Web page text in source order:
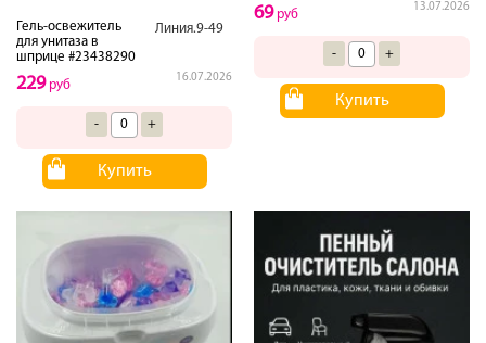
Гель-освежитель
для унитаза в
шприце #23438290
Линия.9-49
16.07.2026
229руб
- +
Купить
13.07.2026
69руб
- +
Купить